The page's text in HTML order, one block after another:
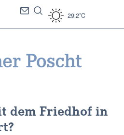
29.2°C
dem Friedhof in